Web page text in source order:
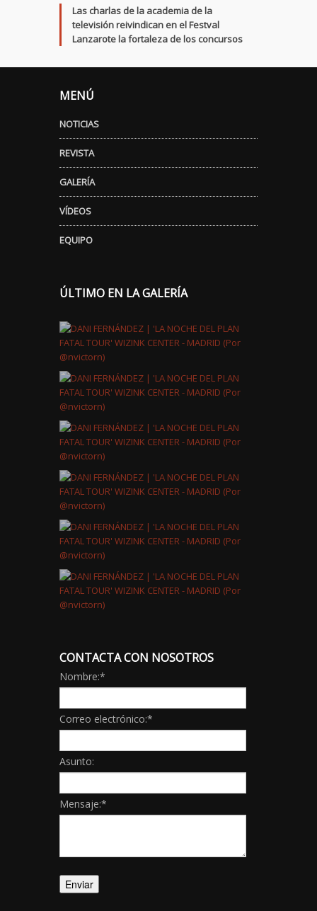
Las charlas de la academia de la
televisión reivindican en el Festval
Lanzarote la fortaleza de los concursos
MENÚ
NOTICIAS
REVISTA
GALERÍA
VÍDEOS
EQUIPO
ÚLTIMO EN LA GALERÍA
CONTACTA CON NOSOTROS
Nombre:*
Correo electrónico:*
Asunto:
Mensaje:*